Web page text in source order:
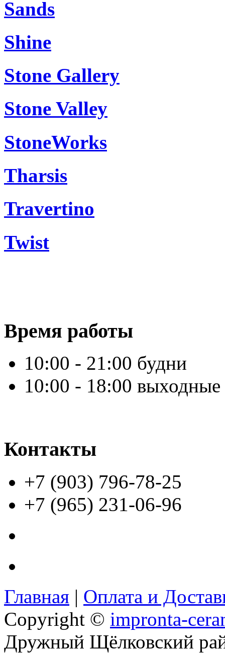
Sands
Shine
Stone Gallery
Stone Valley
StoneWorks
Tharsis
Travertino
Twist
Время работы
10:00 - 21:00 будни
10:00 - 18:00 выходные
Контакты
+7 (903) 796-78-25
+7 (965) 231-06-96
Главная | Оплата и
Copyright © impronta-
Дружный Щёлковский